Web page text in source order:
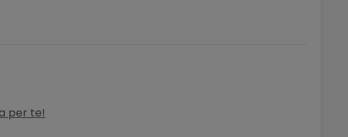
per te!